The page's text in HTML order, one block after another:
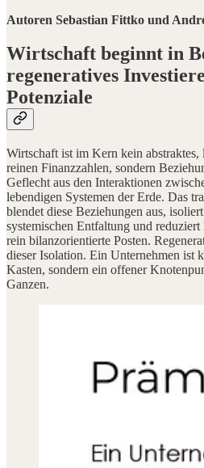
Autoren Sebastian Fittko und
Wirtschaft beginnt in
regeneratives
Potenziale
Wirtschaft ist im Kern kein abstraktes,
reinen Finanzzahlen, sondern
Geflecht aus den Interaktionen
lebendigen Systemen der Erde. Das
blendet diese Beziehungen aus,
systemischen Entfaltung und
rein bilanzorientierte Posten.
dieser Isolation. Ein Unternehmen ist
Kasten, sondern ein offener
Ganzen.